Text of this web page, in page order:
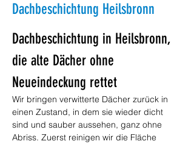
Dachbeschichtung Heilsbronn
Dachbeschichtung in Heilsbronn,
die alte Dächer ohne
Neueindeckung rettet
Wir bringen verwitterte Dächer zurück in
einen Zustand, in dem sie wieder dicht
sind und sauber aussehen, ganz ohne
Abriss. Zuerst reinigen wir die Fläche